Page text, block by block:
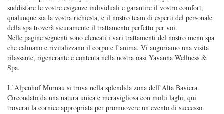
soddisfare le vostre esigenze individuali e garantire il vostro comfort,
qualunque sia la vostra richiesta, e il nostro team di esperti del personale
della spa troverà sicuramente il trattamento perfetto per voi.
Nelle pagine seguenti sono elencati i vari trattamenti del nostro menu spa
che calmano e rivitalizzano il corpo e l`anima. Vi auguriamo una visita
rilassante, rigenerante e contenta nella nostra oasi Yavanna Wellness &
Spa.
L`Alpenhof Murnau si trova nella splendida zona dell`Alta Baviera.
Circondato da una natura unica e meravigliosa con molti laghi, qui
troverai la cornice appropriata per promuovere un evento di successo.